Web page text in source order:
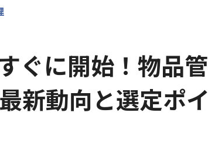
ぐに開始！物品管
新動向と選定ポイ